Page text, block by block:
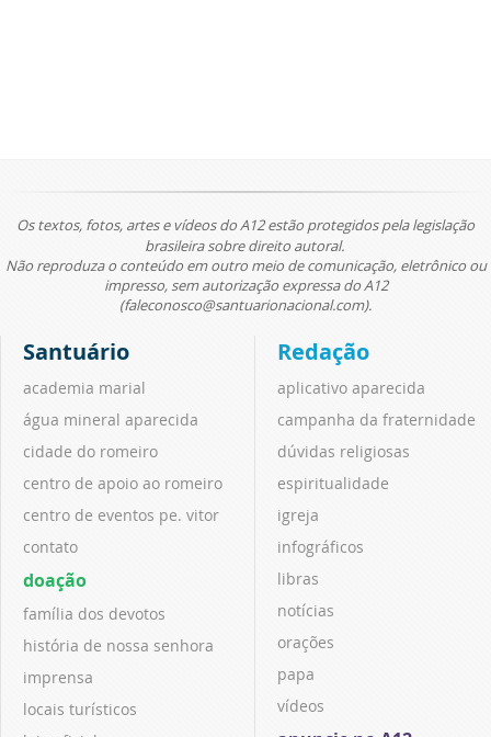
Os textos, fotos, artes e vídeos do A12 estão protegidos pela legislação
brasileira sobre direito autoral.
Não reproduza o conteúdo em outro meio de comunicação, eletrônico ou
impresso, sem autorização expressa do A12
(faleconosco@santuarionacional.com).
Santuário
academia marial
água mineral aparecida
cidade do romeiro
centro de apoio ao romeiro
centro de eventos pe. vitor
contato
doação
família dos devotos
história de nossa senhora
imprensa
locais turísticos
Redação
aplicativo aparecida
campanha da fraternidade
dúvidas religiosas
espiritualidade
igreja
infográficos
libras
notícias
orações
papa
vídeos